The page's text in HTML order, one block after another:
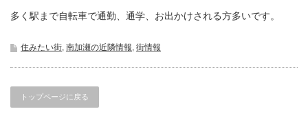
多く駅まで自転車で通勤、通学、お出かけされる方多いです。
住みたい街, 南加瀬の近隣情報, 街情報
トップページに戻る